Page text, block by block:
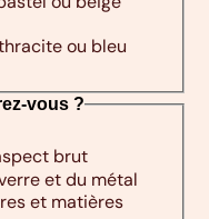
ou bleu
vous ?
brut
et du métal
et matières